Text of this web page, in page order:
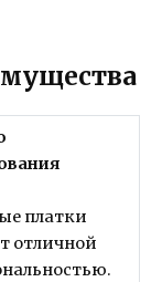
платки
отличной